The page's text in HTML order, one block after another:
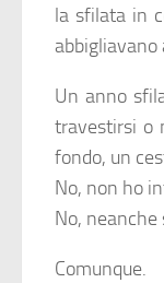
la sfilata in
abbigliavano
Un anno
travestirsi o
fondo, un
No, non ho
No,
Comunque.